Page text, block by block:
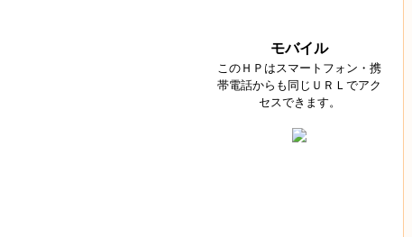
モバイル
このＨＰはスマートフォン・携
帯電話からも同じＵＲＬでアク
セスできます。